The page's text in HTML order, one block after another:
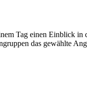
Tag einen Einblick
das gewählte